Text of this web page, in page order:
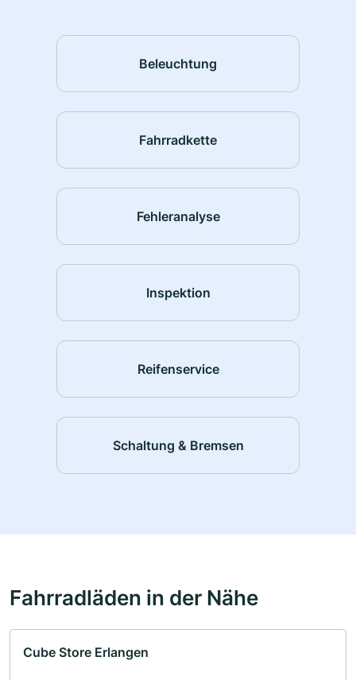
Beleuchtung
Fahrradkette
Fehleranalyse
Inspektion
Reifenservice
Schaltung & Bremsen
Fahrradläden in der Nähe
Cube Store Erlangen